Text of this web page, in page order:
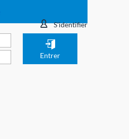
S'identifier